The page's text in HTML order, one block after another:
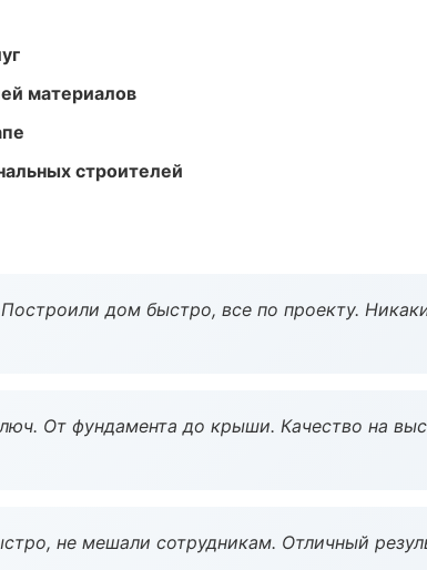
материалов
строителей
дом быстро, все по проекту.
От фундамента до крыши. Качество на
не мешали сотрудникам. Отличный